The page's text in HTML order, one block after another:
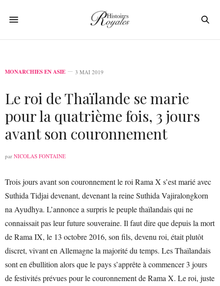
MONARCHIES EN ASIE 3 MAI 2019
Le roi de Thaïlande se marie
pour la quatrième fois, 3 jours
avant son couronnement
par NICOLAS FONTAINE
Trois jours avant son couronnement le roi Rama X s’est marié avec
Suthida Tidjai devenant, devenant la reine Suthida Vajiralongkorn
na Ayudhya. L’annonce a surpris le peuple thaïlandais qui ne
connaissait pas leur future souveraine. Il faut dire que depuis la mort
de Rama IX, le 13 octobre 2016, son fils, devenu roi, était plutôt
discret, vivant en Allemagne la majorité du temps. Les Thaïlandais
sont en ébullition alors que le pays s’apprête à commencer 3 jours
de festivités prévues pour le couronnement de Rama X. Le roi, juste